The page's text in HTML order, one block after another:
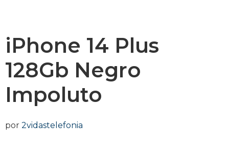
iPhone 14 Plus
128Gb Negro
Impoluto
por 2vidastelefonia